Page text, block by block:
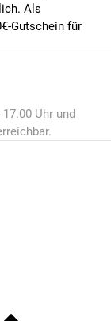
Als
Gutschein für
Uhr und